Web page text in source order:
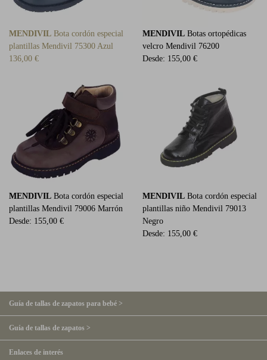
MENDIVIL Bota cordón especial
plantillas Mendivil 75300 Azul
136,00 €
MENDIVIL Botas ortopédicas
velcro Mendivil 76200
Desde: 155,00 €
MENDIVIL Bota cordón especial
plantillas Mendivil 79006 Marrón
Desde: 155,00 €
MENDIVIL Bota cordón especial
plantillas niño Mendivil 79013
Negro
Desde: 155,00 €
Guía de tallas de zapatos para bebé >
Guía de tallas de zapatos >
Enlaces de interés